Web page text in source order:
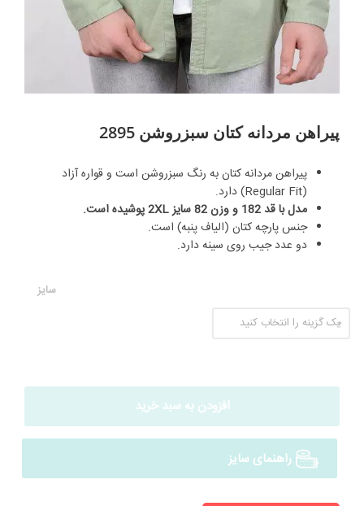
پیراهن مردانه کتان سبز‌روشن 2895
پیراهن مردانه کتان به رنگ سبز‌روشن است و قواره آزاد
(Regular Fit) دارد.
مدل با قد 182 و وزن 82 سایز 2XL پوشیده است.
جنس پارچه کتان (الیاف پنبه) است.
دو عدد جیب روی سینه دارد.
سایز
افزودن به سبد خرید
راهنمای سایز